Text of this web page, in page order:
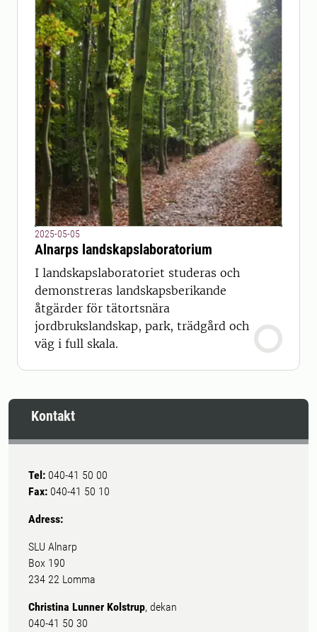
2025-05-05
Alnarps landskapslaboratorium
I landskapslaboratoriet studeras och
demonstreras landskapsberikande
åtgärder för tätortsnära
jordbrukslandskap, park, trädgård och
väg i full skala.
Kontakt
Tel: 040-41 50 00
Fax: 040-41 50 10
Adress:
SLU Alnarp
Box 190
234 22 Lomma
Christina Lunner Kolstrup, dekan
040-41 50 30